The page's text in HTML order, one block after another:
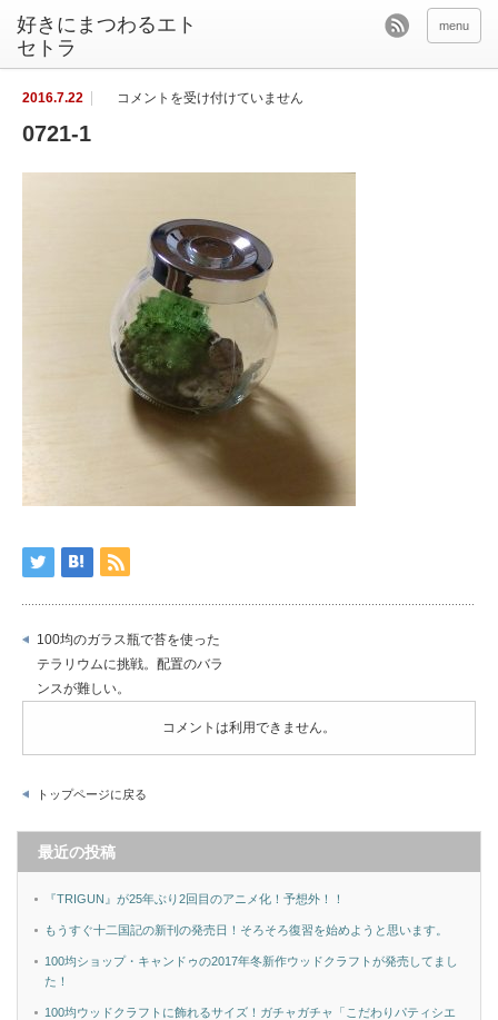
好きにまつわるエト
セトラ
menu
2016.7.22
0
1
コメントを受け付けていません
0721-1
100均のガラス瓶で苔を使った
テラリウムに挑戦。配置のバラ
ンスが難しい。
コメントは利用できません。
トップページに戻る
最近の投稿
『TRIGUN』が25年ぶり2回目のアニメ化！予想外！！
もうすぐ十二国記の新刊の発売日！そろそろ復習を始めようと思います。
100均ショップ・キャンドゥの2017年冬新作ウッドクラフトが発売してまし
た！
100均ウッドクラフトに飾れるサイズ！ガチャガチャ「こだわりパティシエ